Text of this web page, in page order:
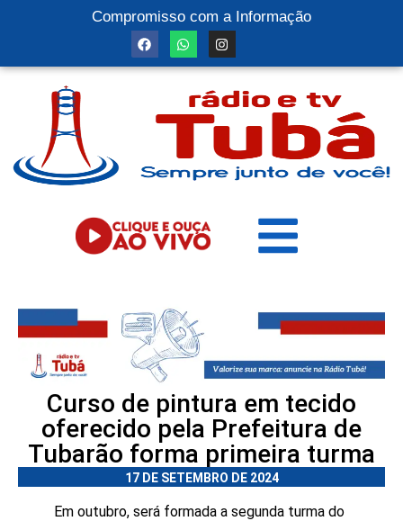
Compromisso com a Informação
Curso de pintura em tecido
oferecido pela Prefeitura de
Tubarão forma primeira turma
17 DE SETEMBRO DE 2024
Em outubro, será formada a segunda turma do